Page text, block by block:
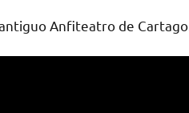
Anfiteatro de Cartago.